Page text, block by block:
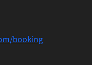
booking